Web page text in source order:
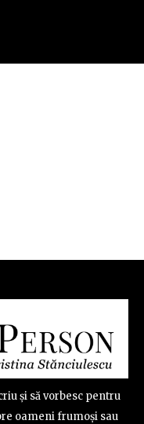
și să vorbesc pentru
oameni frumoși sau